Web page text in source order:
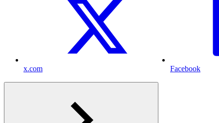
x.com Facebook